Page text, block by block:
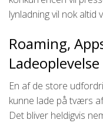
lynladning vil nok
Roaming,
Ladeoplevelse
En af de store
kunne lade på tværs
Det bliver heldigvis